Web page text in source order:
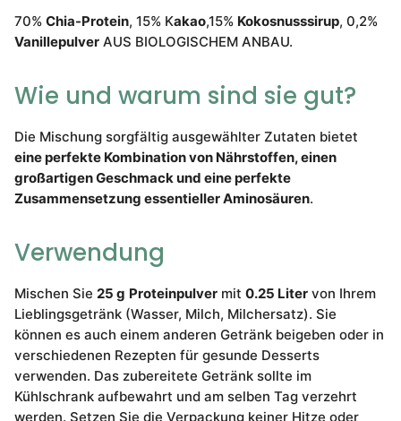
70% Chia-Protein, 15% Kakao,15% Kokosnusssirup, 0,2%
Vanillepulver AUS BIOLOGISCHEM ANBAU.
Wie und warum sind sie gut?
Die Mischung sorgfältig ausgewählter Zutaten bietet
eine perfekte Kombination von Nährstoffen, einen
großartigen Geschmack und eine perfekte
Zusammensetzung essentieller Aminosäuren.
Verwendung
Mischen Sie 25 g Proteinpulver mit 0.25 Liter von Ihrem
Lieblingsgetränk (Wasser, Milch, Milchersatz). Sie
können es auch einem anderen Getränk beigeben oder in
verschiedenen Rezepten für gesunde Desserts
verwenden. Das zubereitete Getränk sollte im
Kühlschrank aufbewahrt und am selben Tag verzehrt
werden. Setzen Sie die Verpackung keiner Hitze oder